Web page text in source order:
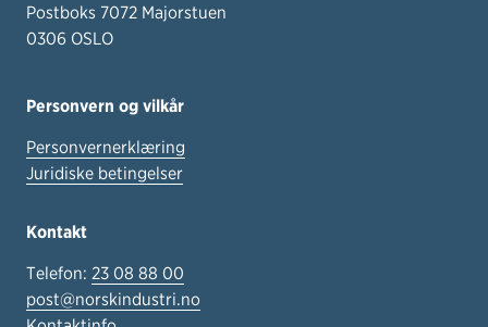
Postboks 7072 Majorstuen
0306 OSLO
Personvern og vilkår
Personvernerklæring
Juridiske betingelser
Kontakt
Telefon: 23 08 88 00
post@norskindustri.no